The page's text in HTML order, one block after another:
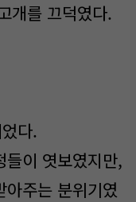
개를 끄덕였다.
다.
들이 엿보였지만,
주는 분위기였